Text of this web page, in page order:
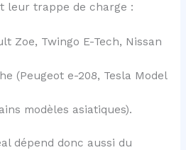
leur trappe de charge :
Zoe, Twingo E-Tech, Nissan
(Peugeot e-208, Tesla Model
modèles asiatiques).
dépend donc aussi du